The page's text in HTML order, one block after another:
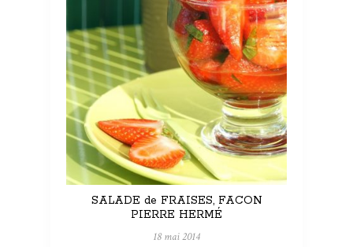
SALADE de FRAISES, FACON
PIERRE HERMÉ
18 mai 2014